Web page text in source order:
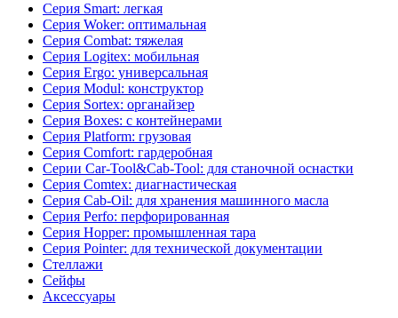
Серия Smart: легкая
Серия Woker: оптимальная
Серия Combat: тяжелая
Серия Logitex: мобильная
Серия Ergo: универсальная
Серия Modul: конструктор
Серия Sortex: органайзер
Серия Boxes: с контейнерами
Серия Platform: грузовая
Серия Comfort: гардеробная
Серии Car-Tool&Cab-Tool: для станочной оснастки
Серия Comtex: диагнастическая
Серия Cab-Oil: для хранения машинного масла
Серия Perfo: перфорированная
Серия Hopper: промышленная тара
Серия Pointer: для технической документации
Стеллажи
Сейфы
Аксессуары